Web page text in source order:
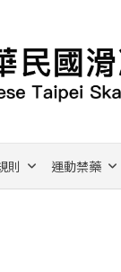
則 運動禁藥